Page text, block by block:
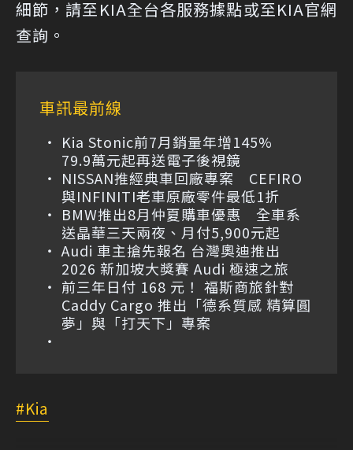
細節，請至KIA全台各服務據點或至KIA官網
查詢。
車訊最前線
Kia Stonic前7月銷量年增145%
79.9萬元起再送電子後視鏡
NISSAN推經典車回廠專案 CEFIRO
與INFINITI老車原廠零件最低1折
BMW推出8月仲夏購車優惠 全車系
送晶華三天兩夜、月付5,900元起
Audi 車主搶先報名 台灣奧迪推出
2026 新加坡大獎賽 Audi 極速之旅
前三年日付 168 元！ 福斯商旅針對
Caddy Cargo 推出「德系質感 精算圓
夢」與「打天下」專案
Kia